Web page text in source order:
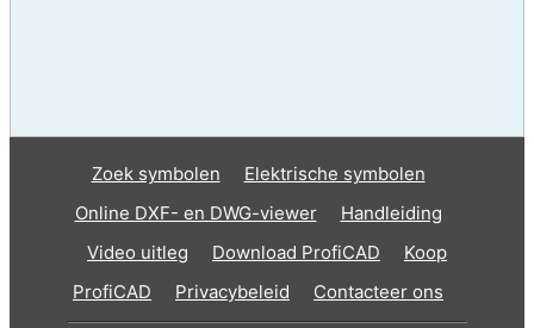
Zoek symbolen
Elektrische symbolen
Online DXF- en DWG-viewer
Handleiding
Video uitleg
Download ProfiCAD
Koop
ProfiCAD
Privacybeleid Contacteer ons